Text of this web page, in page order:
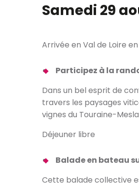
Samedi 29
Arrivée en Val de Loire
Participez à la
Dans un bel esprit de
travers les paysages
vignes du Touraine-
Déjeuner libre
Balade en bateau
Cette balade collective